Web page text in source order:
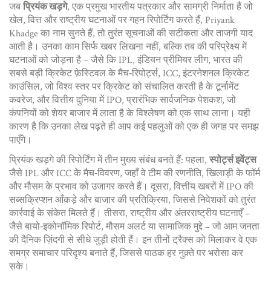
जबप्रियंक खड़गे, एक प्रमुख भारतीय पत्रकार और सामग्री निर्माता हैं जो
खेल, वित्त और राष्ट्रीय घटनाओं पर गहन रिपोर्टिंग करते हैं, Priyank
Khadgeका नाम सुनते हैं, तो तुरंत सूचनाओं की सटीकता और ताजगी याद
आती है। उनका काम सिर्फ खबर लिखना नहीं, बल्कि तब की परिप्रेक्ष्य में
घटनाओं को जोड़ना है – जैसे कि IPL, इंडियन प्रीमियर लीग, भारत की
सबसे बड़ी क्रिकेट फ़ेस्टिवलके मैच‑रिपोर्ट्स, ICC, इंटरनेशनल क्रिकेट
काउंसिल, जो विश्व स्तर पर क्रिकेट को संचालित करती हैके टूर्नामेंट
कवरेज, और वित्तीय दुनिया मेंIPO, प्रारंभिक सार्वजनिक पेशकश, जो
कंपनियों को शेयर बाजार में लाता हैके विश्लेषण को एक साथ लाना। यही
कारण है कि उनका लेख पढ़ते ही आप कई पहलुओं को एक ही जगह पर समझ
पाएँगे।
प्रियंक खड़गे की रिपोर्टिंग में तीन मुख्य संबंध बनते हैं: पहला, स्पोर्ट्स इवेंट्स
जैसे IPL और ICC के मैच‑विवरण, जहाँ वे टीम की रणनीति, खिलाड़ी के फॉर्म
और मौसम के प्रभाव को उजागर करते हैं। दूसरा, वित्तीय खबरों में IPO की
सब्सक्रिप्शन आँकड़े और बाजार की प्रतिक्रिया, जिससे निवेशकों को तुरंत
कार्रवाई के संकेत मिलते हैं। तीसरा, राष्ट्रीय और अंतरराष्ट्रीय घटनाएँ –
जैसे बायो‑इकोनॉमिक रिपोर्ट, मौसम अलर्ट या सामाजिक मुद्दे – जो आम जनता
की दैनिक ज़िंदगी से सीधे जुड़ी होती हैं। इन तीनों ट्रैक्स को मिलाकर वे एक
समग्र समाचार परिदृश्य बनाते हैं, जिससे पाठक हर नुक़्ते पर भरोसा कर
सके।